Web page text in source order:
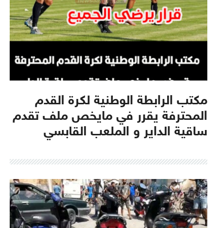
مكتب الرابطة الوطنية لكرة القدم
المحترفة يقرر في مايخص ملف تقدم
ساقية الداير و الملعب القابسي